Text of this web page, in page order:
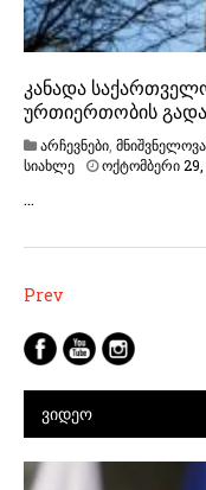
კანადა
ურთიერთობის
არჩევნები,
სიახლე
ოქტომბერი
…
პოსტების
ნავიგაცია
Prev
ᲕᲘᲓᲔᲝ